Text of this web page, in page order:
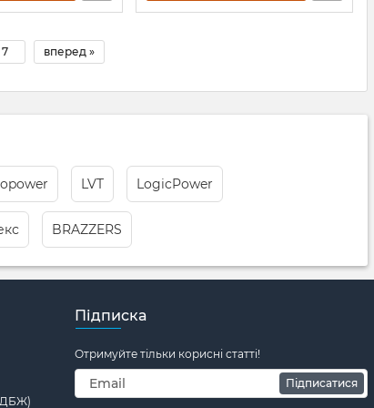
7 вперед »
LVT LogicPower
BRAZZERS
Підписка
Отримуйте тільки корисні статті!
Підписатися